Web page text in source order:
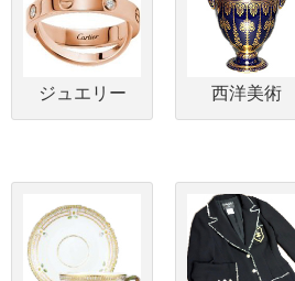
ジュエリー 西洋美術